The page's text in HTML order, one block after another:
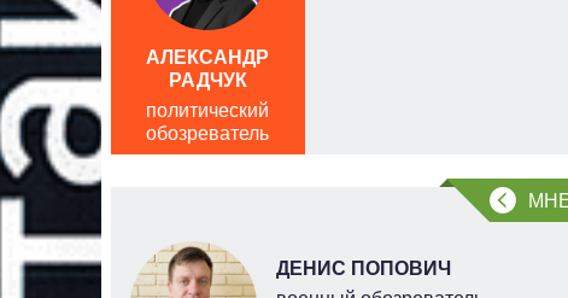
АЛЕКСАНДР
РАДЧУК
политический
обозреватель
ДЕНИС ПОПОВИЧ